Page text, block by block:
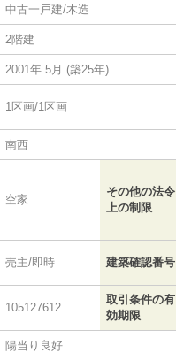
中古一戸建/木造
2階建
2001年 5月 (築25年)
1区画/1区画
南西
空家
その他の法令
上の制限
売主/即時 建築確認番号
105127612
取引条件の有
効期限
陽当り良好